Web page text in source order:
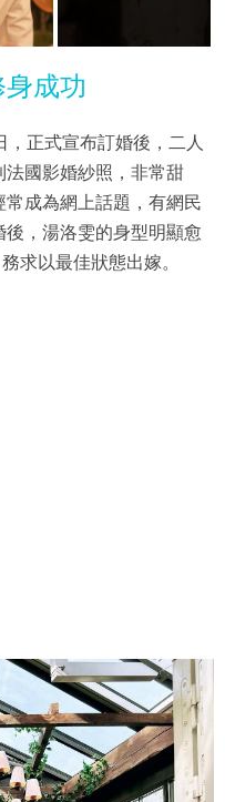
成功
正式宣布訂婚後，二人
國影婚紗照，非常甜
成為網上話題，有網民
，湯洛雯的身型明顯愈
求以最佳狀態出嫁。